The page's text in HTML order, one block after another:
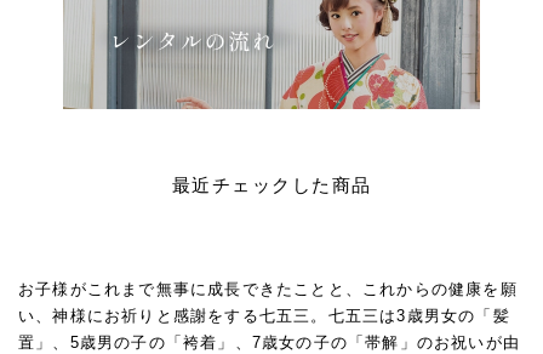
最近チェックした商品
お子様がこれまで無事に成長できたことと、これからの健康を願
い、神様にお祈りと感謝をする七五三。七五三は3歳男女の「髪
置」、5歳男の子の「袴着」、7歳女の子の「帯解」のお祝いが由